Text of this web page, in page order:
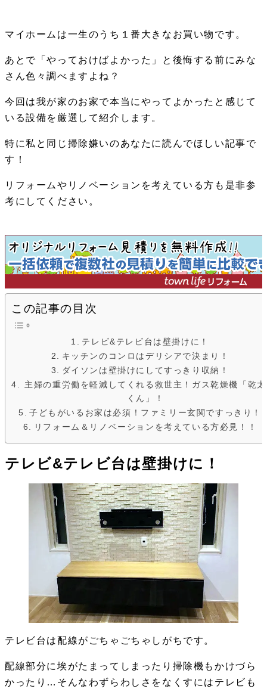
マイホームは一生のうち１番大きなお買い物です。
あとで「やっておけばよかった」と後悔する前にみな
さん色々調べますよね？
今回は我が家のお家で本当にやってよかったと感じて
いる設備を厳選して紹介します。
特に私と同じ掃除嫌いのあなたに読んでほしい記事で
す！
リフォームやリノベーションを考えている方も是非参
考にしてください。
この記事の目次
テレビ&テレビ台は壁掛けに！
キッチンのコンロはデリシアで決まり！
ダイソンは壁掛けにしてすっきり収納！
主婦の重労働を軽減してくれる救世主！ガス乾燥機「乾太
くん」！
子どもがいるお家は必須！ファミリー玄関ですっきり！
リフォーム＆リノベーションを考えている方必見！！
テレビ&テレビ台は壁掛けに！
テレビ台は配線がごちゃごちゃしがちです。
配線部分に埃がたまってしまったり掃除機もかけづら
かったり…そんなわずらわしさをなくすにはテレビも